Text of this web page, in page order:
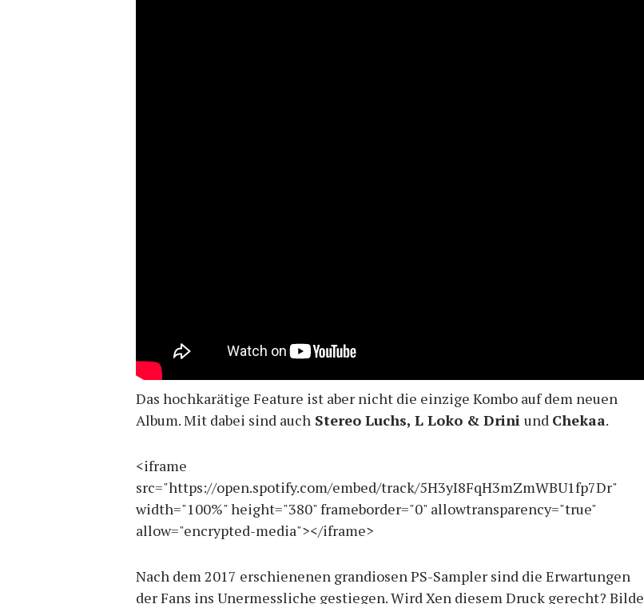
Das hochkarätige Feature ist aber nicht die einzige Kombo auf dem neuen
Album. Mit dabei sind auch Stereo Luchs, L Loko & Drini und Chekaa.
<iframe
src="https://open.spotify.com/embed/track/5H3yI8FqH3mZmWBU1fp7Dr"
width="100%" height="380" frameborder="0" allowtransparency="true"
allow="encrypted-media"></iframe>
Nach dem 2017 erschienenen grandiosen PS-Sampler sind die Erwartungen
der Fans ins Unermessliche gestiegen. Wird Xen diesem Druck gerecht? Bilde